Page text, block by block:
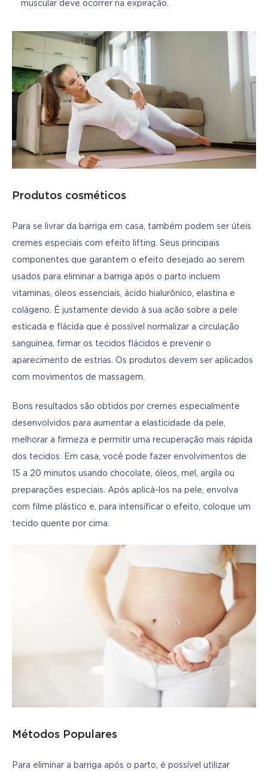
muscular deve ocorrer na expiração.
Produtos cosméticos
Para se livrar da barriga em casa, também podem ser úteis
cremes especiais com efeito lifting. Seus principais
componentes que garantem o efeito desejado ao serem
usados para eliminar a barriga após o parto incluem
vitaminas, óleos essenciais, ácido hialurônico, elastina e
colágeno. É justamente devido à sua ação sobre a pele
esticada e flácida que é possível normalizar a circulação
sanguínea, firmar os tecidos flácidos e prevenir o
aparecimento de estrias. Os produtos devem ser aplicados
com movimentos de massagem.
Bons resultados são obtidos por cremes especialmente
desenvolvidos para aumentar a elasticidade da pele,
melhorar a firmeza e permitir uma recuperação mais rápida
dos tecidos. Em casa, você pode fazer envolvimentos de
15 a 20 minutos usando chocolate, óleos, mel, argila ou
preparações especiais. Após aplicá-los na pele, envolva
com filme plástico e, para intensificar o efeito, coloque um
tecido quente por cima.
Métodos Populares
Para eliminar a barriga após o parto, é possível utilizar